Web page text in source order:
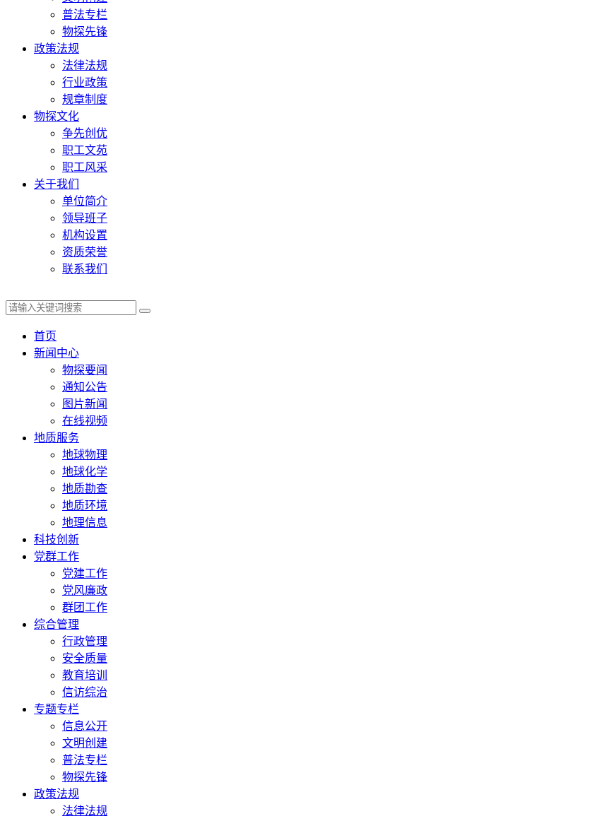
普法专栏
物探先锋
政策法规
法律法规
行业政策
规章制度
物探文化
争先创优
职工文苑
职工风采
关于我们
单位简介
领导班子
机构设置
资质荣誉
联系我们
首页
新闻中心
物探要闻
通知公告
图片新闻
在线视频
地质服务
地球物理
地球化学
地质勘查
地质环境
地理信息
科技创新
党群工作
党建工作
党风廉政
群团工作
综合管理
行政管理
安全质量
教育培训
信访综治
专题专栏
信息公开
文明创建
普法专栏
物探先锋
政策法规
法律法规